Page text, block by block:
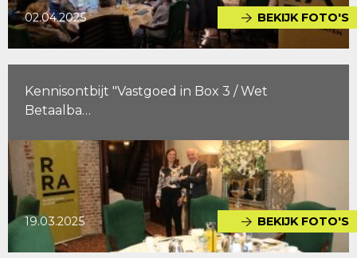
02.04.2025 BEKIJK FOTO'S
Kennisontbijt "Vastgoed in Box 3 / Wet
Betaalba…
19.03.2025 BEKIJK FOTO'S